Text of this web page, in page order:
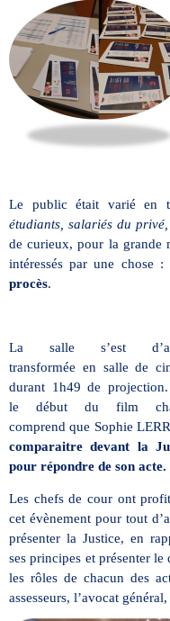
Le public était varié en
étudiants, salariés du
de curieux, pour la grande
intéressés par une chose :
procès.
La salle s’est
transformée en salle de
durant 1h49 de
le début du film
comprend que Sophie
comparaitre devant la
pour répondre de son acte.
Les chefs de cour ont
cet évènement pour tout
présenter la Justice, en
ses principes et présenter le
les rôles de chacun des
assesseurs, l’avocat